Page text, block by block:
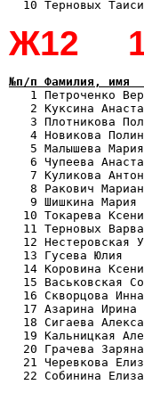
Ж12
№п/п Фамилия,
1 Петроченко
2 Куксина
3 Плотникова
4 Новикова
5 Малышева
6 Чупеева
7 Куликова
8 Ракович
9 Шишкина
10 Токарева
11 Терновых
12
13 Гусева Юлия
14 Коровина
15 Васьковская
16 Скворцова
17 Азарина
18 Сигаева
19 Кальницкая
20 Грачева
21 Черевкова